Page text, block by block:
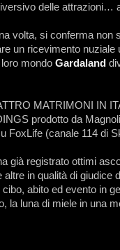
delle attrazioni…
volta, si conferma non
un ricevimento
mondo Gardaland
MATRIMONI IN
prodotto da
FoxLife (canale 114 di
già registrato ottimi
in qualità di giudice
abito ed evento in
la luna di miele in una